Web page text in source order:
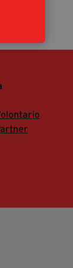
+39 346 954